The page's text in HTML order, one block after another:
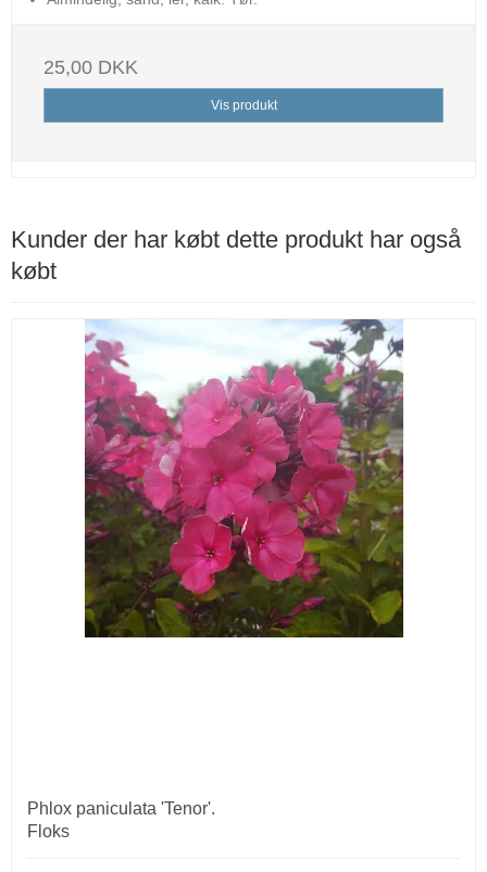
25,00 DKK
Vis produkt
Kunder der har købt dette produkt har også
købt
Phlox paniculata 'Tenor'.
Floks